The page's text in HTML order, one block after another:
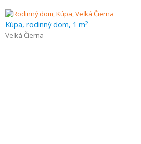
Kúpa, rodinný dom, 1 m2
Veľká Čierna